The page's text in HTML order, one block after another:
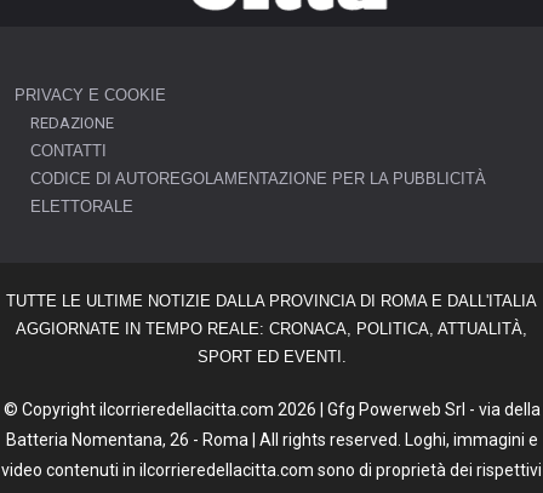
PRIVACY E COOKIE
REDAZIONE
CONTATTI
CODICE DI AUTOREGOLAMENTAZIONE PER LA PUBBLICITÀ
ELETTORALE
TUTTE LE ULTIME NOTIZIE DALLA PROVINCIA DI ROMA E DALL'ITALIA
AGGIORNATE IN TEMPO REALE: CRONACA, POLITICA, ATTUALITÀ,
SPORT ED EVENTI.
© Copyright ilcorrieredellacitta.com 2026 | Gfg Powerweb Srl - via della
Batteria Nomentana, 26 - Roma | All rights reserved. Loghi, immagini e
video contenuti in ilcorrieredellacitta.com sono di proprietà dei rispettivi